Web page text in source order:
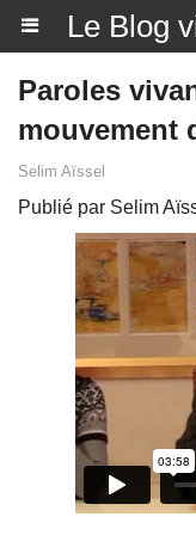
Le Blog
Paroles
mouvement
Selim Aïssel
Publié par Selim